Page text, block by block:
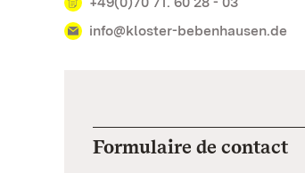
info@kloster-bebenhausen.de
Formulaire de contact